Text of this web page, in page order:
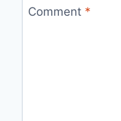
Comment *